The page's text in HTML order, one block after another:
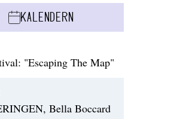
KALENDERN
"Escaping The Map"
Bella Boccard